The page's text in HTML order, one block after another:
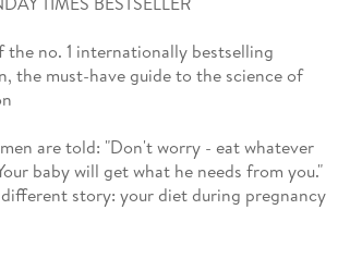
the no. 1 internationally bestselling
the must-have guide to the science of
are told: "Don't worry - eat whatever
baby will get what he needs from you."
story: your diet during pregnancy